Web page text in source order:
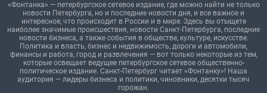
«Фонтанка» — петербургское сетевое издание, где можно найти не только
новости Петербурга, но и последние новости дня, и все важное и
интересное, что происходит в России и в мире. Здесь вы отыщете
наиболее значимые происшествия, новости Санкт-Петербурга, последние
новости бизнеса, а также события в обществе, культуре, искусстве.
Политика и власть, бизнес и недвижимость, дороги и автомобили,
финансы и работа, город и развлечения — вот только некоторые из тем,
которые освещает ведущее петербургское сетевое общественно-
политическое издание. Санкт-Петербург читает «Фонтанку»! Наша
аудитория — лидеры бизнеса и политики, чиновники, десятки тысяч
горожан.